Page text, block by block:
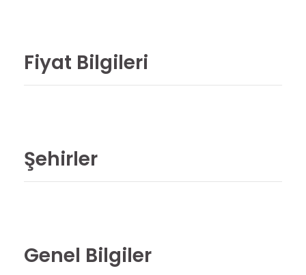
Fiyat Bilgileri
Şehirler
Genel Bilgiler